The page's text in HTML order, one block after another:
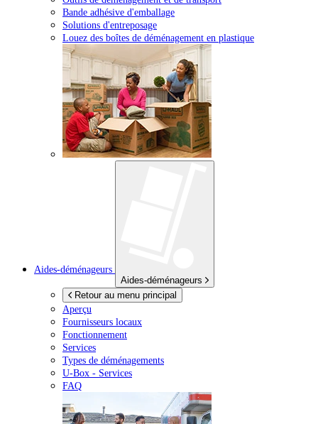
Bande adhésive d'emballage
Solutions d'entreposage
Louez des boîtes de déménagement en plastique
Aides-déménageurs
Aides-déménageurs
Retour au menu principal
Aperçu
Fournisseurs locaux
Fonctionnement
Services
Types de déménagements
U-Box - Services
FAQ